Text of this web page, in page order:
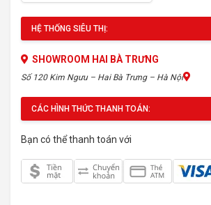
HỆ THỐNG SIÊU THỊ:
SHOWROOM HAI BÀ TRƯNG
Số 120 Kim Ngưu – Hai Bà Trưng – Hà Nội
CÁC HÌNH THỨC THANH TOÁN:
Bạn có thể thanh toán với